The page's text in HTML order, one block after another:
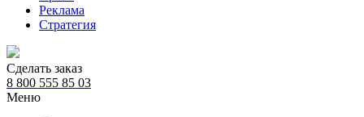
Реклама
Стратегия
Сделать заказ
8 800 555 85 03
Меню